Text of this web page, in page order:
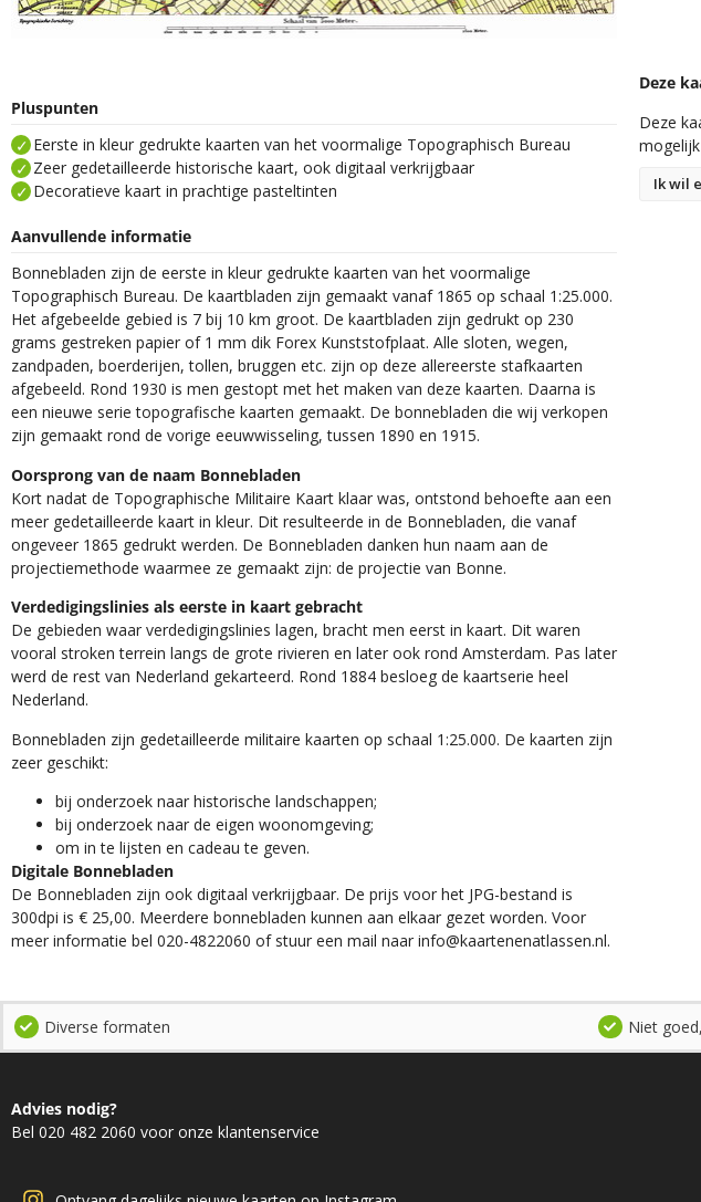
Pluspunten
Eerste in kleur gedrukte kaarten van het voormalige Topographisch Bureau
Zeer gedetailleerde historische kaart, ook digitaal verkrijgbaar
Decoratieve kaart in prachtige pasteltinten
Aanvullende informatie
Bonnebladen zijn de eerste in kleur gedrukte kaarten van het voormalige
Topographisch Bureau. De kaartbladen zijn gemaakt vanaf 1865 op schaal 1:25.000.
Het afgebeelde gebied is 7 bij 10 km groot. De kaartbladen zijn gedrukt op 230
grams gestreken papier of 1 mm dik Forex Kunststofplaat. Alle sloten, wegen,
zandpaden, boerderijen, tollen, bruggen etc. zijn op deze allereerste stafkaarten
afgebeeld. Rond 1930 is men gestopt met het maken van deze kaarten. Daarna is
een nieuwe serie topografische kaarten gemaakt. De bonnebladen die wij verkopen
zijn gemaakt rond de vorige eeuwwisseling, tussen 1890 en 1915.
Oorsprong van de naam Bonnebladen
Kort nadat de Topographische Militaire Kaart klaar was, ontstond behoefte aan een
meer gedetailleerde kaart in kleur. Dit resulteerde in de Bonnebladen, die vanaf
ongeveer 1865 gedrukt werden. De Bonnebladen danken hun naam aan de
projectiemethode waarmee ze gemaakt zijn: de projectie van Bonne.
Verdedigingslinies als eerste in kaart gebracht
De gebieden waar verdedigingslinies lagen, bracht men eerst in kaart. Dit waren
vooral stroken terrein langs de grote rivieren en later ook rond Amsterdam. Pas later
werd de rest van Nederland gekarteerd. Rond 1884 besloeg de kaartserie heel
Nederland.
Bonnebladen zijn gedetailleerde militaire kaarten op schaal 1:25.000. De kaarten zijn
zeer geschikt:​
​bij onderzoek naar historische landschappen;
bij onderzoek naar de eigen woonomgeving;
om in te lijsten en cadeau te geven.
Digitale Bonnebladen
De Bonnebladen zijn ook digitaal verkrijgbaar. De prijs voor het JPG-bestand is
300dpi is € 25,00. Meerdere bonnebladen kunnen aan elkaar gezet worden. Voor
meer informatie bel 020-4822060 of stuur een mail naar info@kaartenenatlassen.nl.
Deze
Deze
Ik wil
Diverse formaten Niet
Advies nodig?
Bel 020 482 2060 voor onze klantenservice